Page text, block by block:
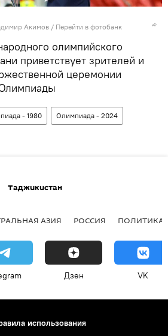
Акимов / Перейти в фотобанк
олимпийского
приветствует зрителей и
церемонии
- 1980 Олимпиада - 2024
Таджикистан
АЗИЯ РОССИЯ ПОЛИТИКА
Дзен VK
использования